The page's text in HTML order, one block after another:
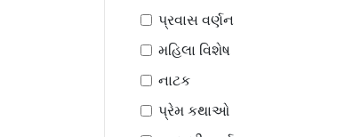
પ્રવાસ વર્ણન
મહિલા વિશેષ
નાટક
પ્રેમ કથાઓ